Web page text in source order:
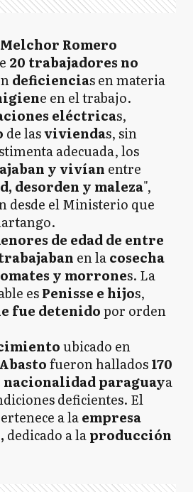
Melchor Romero
20 trabajadores no
deficiencias en materia
e en el trabajo.
eléctricas,
de lasviviendas, sin
adecuada, los
y vivían entre
desorden y maleza",
desde el Ministerio que
de edad de entre
en lacosecha
y morrones. La
esPenisse e hijos,
fue detenidopor orden
ubicado en
Abastofueron hallados170
nacionalidad paraguaya
deficientes. El
a laempresa
dedicado a laproducción